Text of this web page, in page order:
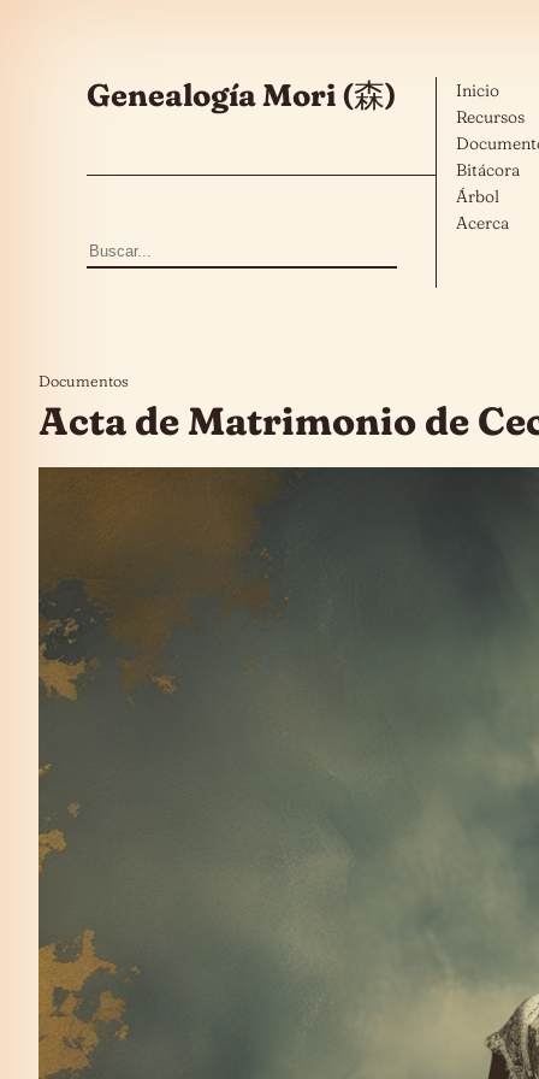
Genealogía Mori (森)
Buscar:
Inicio
Recursos
Bitácora
Árbol
Acerca
Documentos
Acta de Matrimonio de